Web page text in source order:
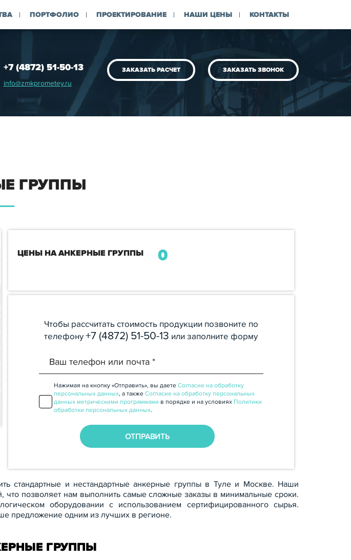
ПОРТФОЛИО ПРОЕКТИРОВАНИЕ НАШИ ЦЕНЫ КОНТАКТЫ
+7 (4872) 51-50-13
info@zmkprometey.ru
ЗАКАЗАТЬ РАСЧЕТ ЗАКАЗАТЬ ЗВОНОК
ГРУППЫ
ЦЕНЫ НА АНКЕРНЫЕ ГРУППЫ 0
Чтобы рассчитать стоимость продукции позвоните по
телефону+7 (4872) 51-50-13 или заполните форму
Нажимая на кнопку «Отправить», вы даете Согласие на обработку
персональных данных, а также Согласие на обработку персональных
данных метрическими программами в порядке и на условиях Политики
обработки персональных данных.
стандартные и нестандартные анкерные группы в Туле и Москве. Наши
позволяет нам выполнить самые сложные заказы в минимальные сроки.
оборудовании с использованием сертифицированного сырья.
предложение одним из лучших в регионе.
ГРУППЫ